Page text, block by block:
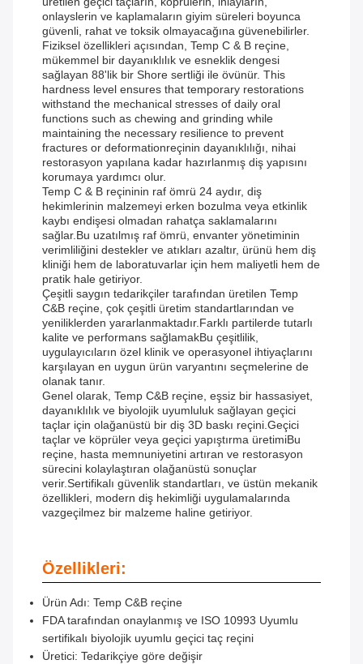
onlayslerin ve kaplamaların giyim süreleri boyunca
güvenli, rahat ve toksik olmayacağına güvenebilirler.
Fiziksel özellikleri açısından, Temp C & B reçine,
mükemmel bir dayanıklılık ve esneklik dengesi
sağlayan 88'lik bir Shore sertliği ile övünür. This
hardness level ensures that temporary restorations
withstand the mechanical stresses of daily oral
functions such as chewing and grinding while
maintaining the necessary resilience to prevent
fractures or deformationreçinin dayanıklılığı, nihai
restorasyon yapılana kadar hazırlanmış diş yapısını
korumaya yardımcı olur.
Temp C & B reçininin raf ömrü 24 aydır, diş
hekimlerinin malzemeyi erken bozulma veya etkinlik
kaybı endişesi olmadan rahatça saklamalarını
sağlar.Bu uzatılmış raf ömrü, envanter yönetiminin
verimliliğini destekler ve atıkları azaltır, ürünü hem diş
kliniği hem de laboratuvarlar için hem maliyetli hem de
pratik hale getiriyor.
Çeşitli saygın tedarikçiler tarafından üretilen Temp
C&B reçine, çok çeşitli üretim standartlarından ve
yeniliklerden yararlanmaktadır.Farklı partilerde tutarlı
kalite ve performans sağlamakBu çeşitlilik,
uygulayıcıların özel klinik ve operasyonel ihtiyaçlarını
karşılayan en uygun ürün varyantını seçmelerine de
olanak tanır.
Genel olarak, Temp C&B reçine, eşsiz bir hassasiyet,
dayanıklılık ve biyolojik uyumluluk sağlayan geçici
taçlar için olağanüstü bir diş 3D baskı reçini.Geçici
taçlar ve köprüler veya geçici yapıştırma üretimiBu
reçine, hasta memnuniyetini artıran ve restorasyon
sürecini kolaylaştıran olağanüstü sonuçlar
verir.Sertifikalı güvenlik standartları, ve üstün mekanik
özellikleri, modern diş hekimliği uygulamalarında
vazgeçilmez bir malzeme haline getiriyor.
Özellikleri:
Ürün Adı: Temp C&B reçine
FDA tarafından onaylanmış ve ISO 10993 Uyumlu
sertifikalı biyolojik uyumlu geçici taç reçini
Üretici: Tedarikçiye göre değişir